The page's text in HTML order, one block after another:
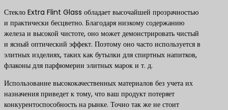
Стекло Extra Flint Glass обладает высочайшей прозрачностью
и практически бесцветно. Благодаря низкому содержанию
железа и высокой чистоте, оно может демонстрировать чистый
и ясный оптический эффект. Поэтому оно часто используется в
элитных изделиях, таких как бутылки для спиртных напитков,
флаконы для парфюмерии элитных марок и т. д.
Использование высококачественных материалов без учета их
назначения приведет к тому, что ваш продукт потеряет
конкурентоспособность на рынке. Точно так же не стоит